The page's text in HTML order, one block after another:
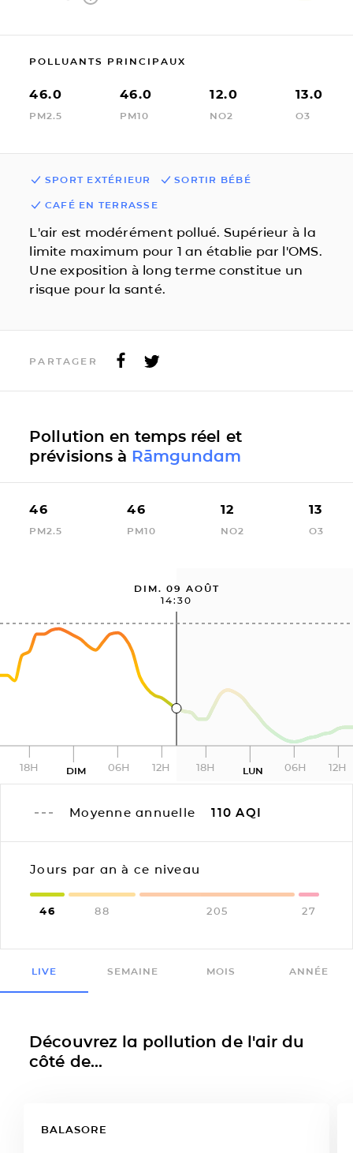
POLLUANTS PRINCIPAUX
46.0
PM2.5
46.0
PM10
12.0
NO2
13.0
O3
SPORT EXTÉRIEUR SORTIR BÉBÉ
CAFÉ EN TERRASSE
L'air est modérément pollué. Supérieur à la
limite maximum pour 1 an établie par l'OMS.
Une exposition à long terme constitue un
risque pour la santé.
PARTAGER
Pollution en temps réel et
prévisions à Rāmgundam
46
PM2.5
46
PM10
12
NO2
13
O3
DIM. 09 AOÛT
14:30
18H DIM 06H 12H 18H LUN 06H 12H
Moyenne annuelle 110 AQI
Jours par an à ce niveau
46 88 205 27
LIVE SEMAINE MOIS ANNÉE
Découvrez la pollution de l'air du
côté de...
BALASORE